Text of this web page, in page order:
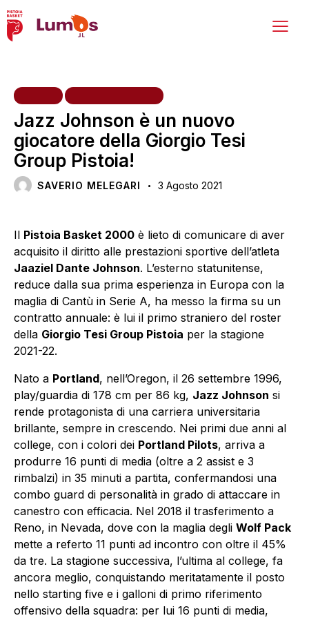
Jazz Johnson è un nuovo
giocatore della Giorgio Tesi
Group Pistoia!
SAVERIO MELEGARI 3 Agosto 2021
Il Pistoia Basket 2000 è lieto di comunicare di aver
acquisito il diritto alle prestazioni sportive dell’atleta
Jaaziel Dante Johnson. L’esterno statunitense,
reduce dalla sua prima esperienza in Europa con la
maglia di Cantù in Serie A, ha messo la firma su un
contratto annuale: è lui il primo straniero del roster
della Giorgio Tesi Group Pistoia per la stagione
2021-22.
Nato a Portland, nell’Oregon, il 26 settembre 1996,
play/guardia di 178 cm per 86 kg, Jazz Johnson si
rende protagonista di una carriera universitaria
brillante, sempre in crescendo. Nei primi due anni al
college, con i colori dei Portland Pilots, arriva a
produrre 16 punti di media (oltre a 2 assist e 3
rimbalzi) in 35 minuti a partita, confermandosi una
combo guard di personalità in grado di attaccare in
canestro con efficacia. Nel 2018 il trasferimento a
Reno, in Nevada, dove con la maglia degli Wolf Pack
mette a referto 11 punti ad incontro con oltre il 45%
da tre. La stagione successiva, l’ultima al college, fa
ancora meglio, conquistando meritatamente il posto
nello starting five e i galloni di primo riferimento
offensivo della squadra: per lui 16 punti di media,